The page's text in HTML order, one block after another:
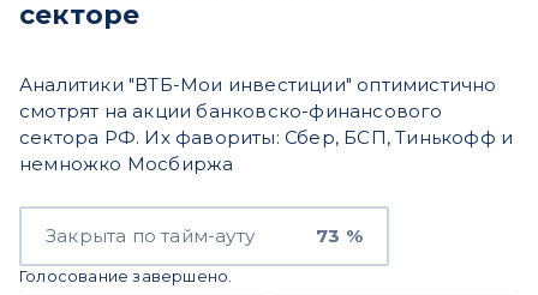
секторе
Аналитики "ВТБ-Мои инвестиции" оптимистично
смотрят на акции банковско-финансового
сектора РФ. Их фавориты: Сбер, БСП, Тинькофф и
немножко Мосбиржа
Закрыта по тайм-ауту 73 %
Голосование завершено.